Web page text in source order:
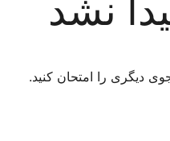
نشد
دیگری را امتحان کنید.